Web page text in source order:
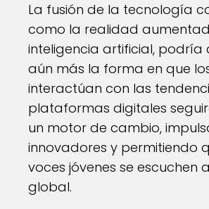
La fusión de la tecnología
como la realidad
inteligencia artificial, podría
aún más la forma en que
interactúan con las
plataformas digitales
un motor de cambio,
innovadores y permitiendo
voces jóvenes se escuchen
global.